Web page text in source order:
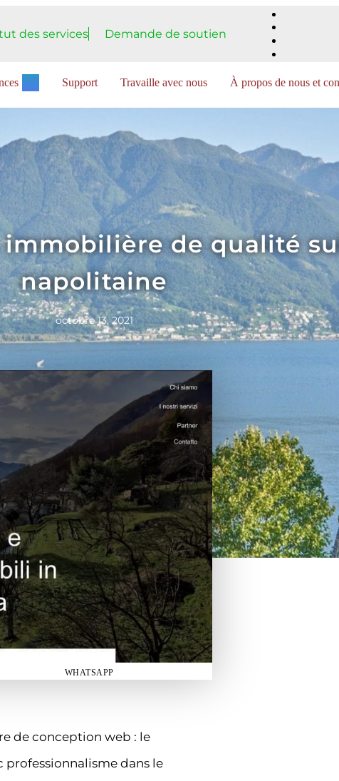
des services Demande de soutien
Support Travaille avec nous À propos de nous et
de qualité
napolitaine
octobre 13, 2021
WHATSAPP
de conception web : le
professionnalisme dans le